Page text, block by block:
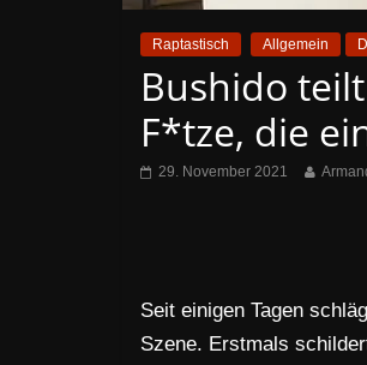
Raptastisch Allgemein
Bushido
F*tze, die
29. November 2021
Seit einigen Tagen
Szene. Erstmals